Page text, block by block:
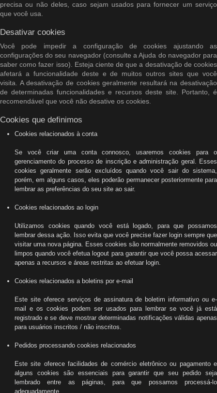
precisa ou não deles, caso sejam usados ​​para fornecer um serviço
que você usa.
Desativar cookies
Você pode impedir a configuração de cookies ajustando as
configurações do seu navegador (consulte a Ajuda do navegador para
saber como fazer isso). Esteja ciente de que a desativação de cookies
afetará a funcionalidade deste e de muitos outros sites que você
visita. A desativação de cookies geralmente resultará na desativação
de determinadas funcionalidades e recursos deste site. Portanto, é
recomendável que você não desative os cookies.
Cookies que definimos
Cookies relacionados à conta
Se você criar uma conta connosco, usaremos cookies para o
gerenciamento do processo de inscrição e administração geral. Esses
cookies geralmente serão excluídos quando você sair do sistema,
porém, em alguns casos, eles poderão permanecer posteriormente para
lembrar as preferências do seu site ao sair.
Cookies relacionados ao login
Utilizamos cookies quando você está logado, para que possamos
lembrar dessa ação. Isso evita que você precise fazer login sempre que
visitar uma nova página. Esses cookies são normalmente removidos ou
limpos quando você efetua logout para garantir que você possa acessar
apenas a recursos e áreas restritas ao efetuar login.
Cookies relacionados a boletins por e-mail
Este site oferece serviços de assinatura de boletim informativo ou e-
mail e os cookies podem ser usados ​​para lembrar se você já está
registrado e se deve mostrar determinadas notificações válidas apenas
para usuários inscritos / não inscritos.
Pedidos processando cookies relacionados
Este site oferece facilidades de comércio eletrônico ou pagamento e
alguns cookies são essenciais para garantir que seu pedido seja
lembrado entre as páginas, para que possamos processá-lo
adequadamente.